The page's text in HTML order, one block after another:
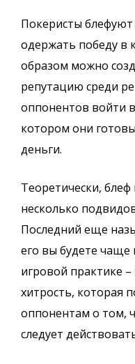
Покеристы блефуют
одержать победу в
образом можно
репутацию среди
оппонентов войти
котором они
деньги.
Теоретически,
несколько
Последний еще
его вы будете
игровой практике
хитрость, которая
оппонентам о том,
следует